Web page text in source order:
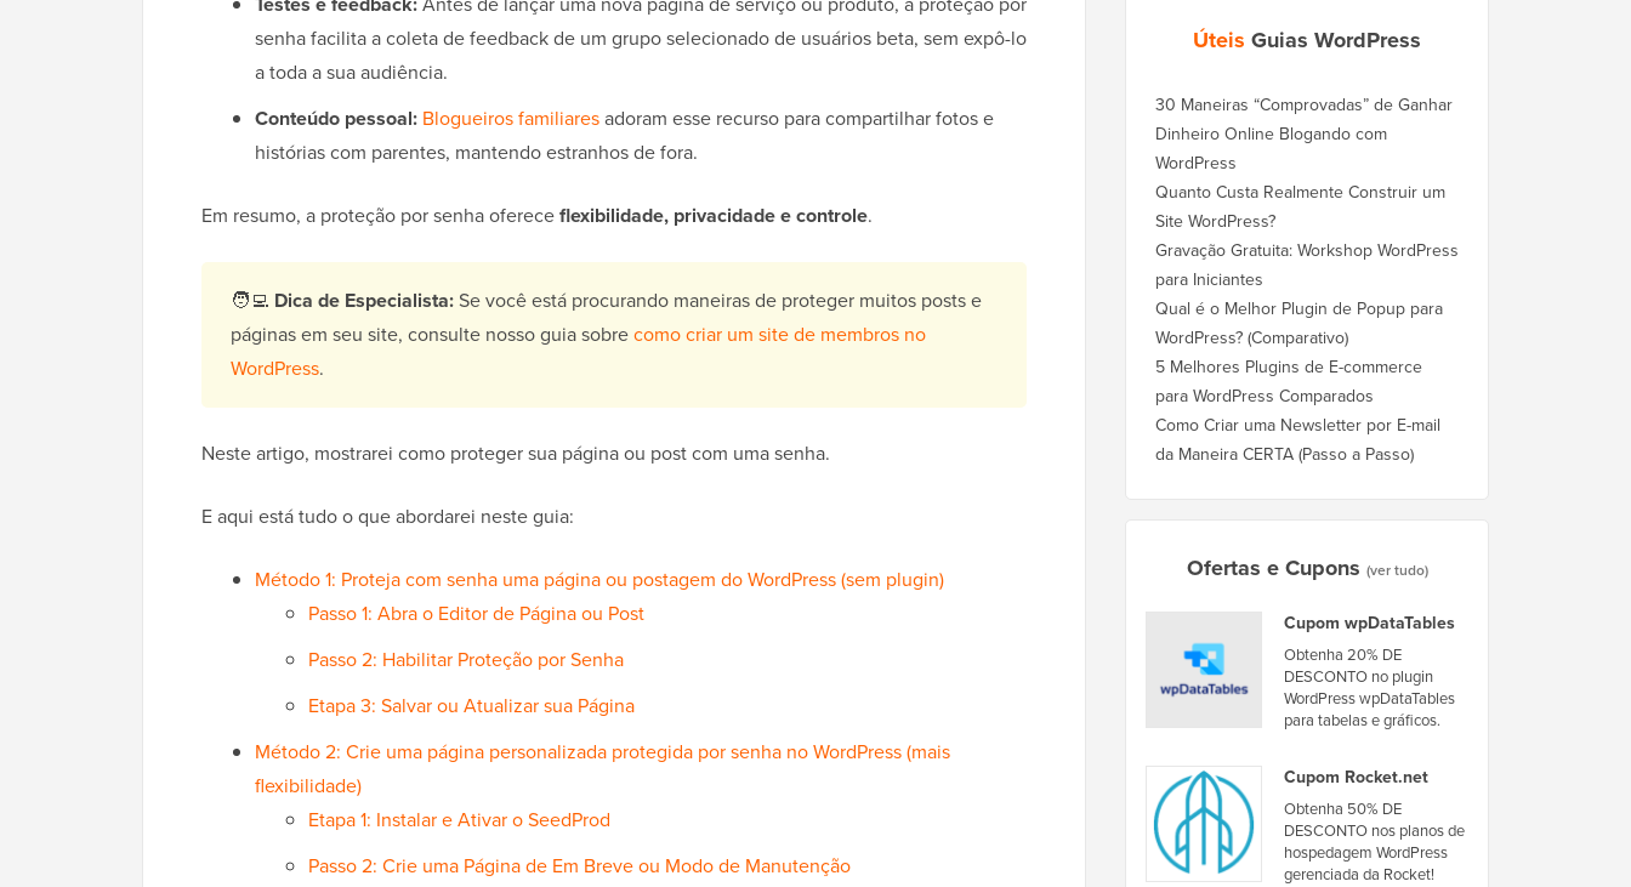
senha facilita a coleta de feedback de um grupo selecionado de usuários beta, sem expô-lo
a toda a sua audiência.
Conteúdo pessoal: Blogueiros familiaresadoram esse recurso para compartilhar fotos e
histórias com parentes, mantendo estranhos de fora.
Em resumo, a proteção por senha ofereceflexibilidade, privacidade e controle.
🧑‍💻 Dica de Especialista:Se você está procurando maneiras de proteger muitos posts e
páginas em seu site, consulte nosso guia sobrecomo criar um site de membros no
WordPress.
Neste artigo, mostrarei como proteger sua página ou post com uma senha.
E aqui está tudo o que abordarei neste guia:
Método 1: Proteja com senha uma página ou postagem do WordPress (sem plugin)
Passo 1: Abra o Editor de Página ou Post
Passo 2: Habilitar Proteção por Senha
Etapa 3: Salvar ou Atualizar sua Página
Método 2: Crie uma página personalizada protegida por senha no WordPress (mais
flexibilidade)
Etapa 1: Instalar e Ativar o SeedProd
Passo 2: Crie uma Página de Em Breve ou Modo de Manutenção
Úteis Guias WordPress
30 Maneiras “Comprovadas” de Ganhar
Dinheiro Online Blogando com
WordPress
Quanto Custa Realmente Construir um
Site WordPress?
Gravação Gratuita: Workshop WordPress
para Iniciantes
Qual é o Melhor Plugin de Popup para
WordPress? (Comparativo)
5 Melhores Plugins de E-commerce
para WordPress Comparados
Como Criar uma Newsletter por E-mail
da Maneira CERTA (Passo a Passo)
Ofertas e Cupons (ver tudo)
Cupom wpDataTables
Obtenha 20% DE
DESCONTO no plugin
WordPress wpDataTables
para tabelas e gráficos.
Cupom Rocket.net
Obtenha 50% DE
DESCONTO nos planos de
hospedagem WordPress
gerenciada da Rocket!